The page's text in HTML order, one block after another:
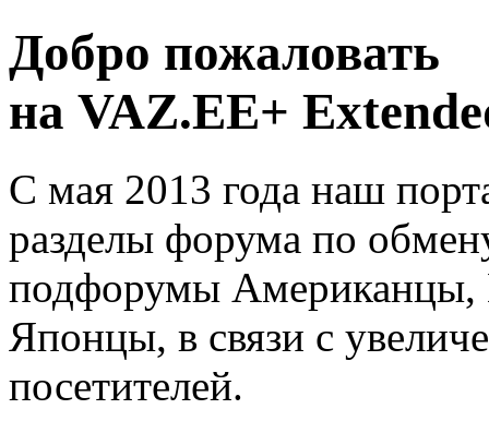
Добро пожаловать
на VAZ.EE+
С мая 2013 года наш
разделы форума по
подфорумы
Японцы, в связи с
посетителей.